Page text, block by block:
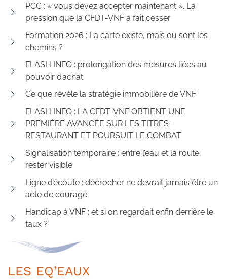
PCC : « vous devez accepter maintenant ». La
pression que la CFDT-VNF a fait cesser
Formation 2026 : La carte existe, mais où sont les
chemins ?
FLASH INFO : prolongation des mesures liées au
pouvoir d’achat
Ce que révèle la stratégie immobilière de VNF
FLASH INFO : LA CFDT-VNF OBTIENT UNE
PREMIÈRE AVANCÉE SUR LES TITRES-
RESTAURANT ET POURSUIT LE COMBAT
Signalisation temporaire : entre l’eau et la route,
rester visible
Ligne d’écoute : décrocher ne devrait jamais être un
acte de courage
Handicap à VNF : et si on regardait enfin derrière le
taux ?
LES EQ’EAUX